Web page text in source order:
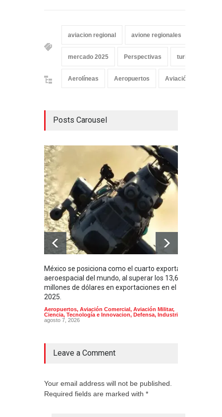
aviacion regional avione regionales
mercado 2025 Perspectivas turbohelices de
Aerolíneas Aeropuertos Aviación Comercial
Posts Carousel
México se posiciona como el cuarto exportador
aeroespacial del mundo, al superar los 13,600
millones de dólares en exportaciones en el
2025.
Aeropuertos, Aviación Comercial , Aviación Militar,
Ciencia, Tecnología e Innovacion, Defensa, Industria
agosto 7, 2026
Leave a Comment
Your email address will not be published.
Required fields are marked with *